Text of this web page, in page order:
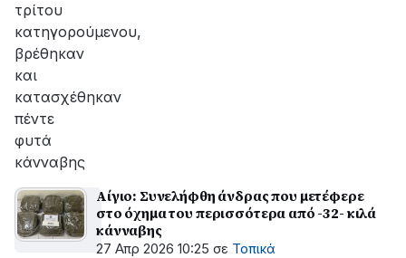
τρίτου
κατηγορούμενου,
βρέθηκαν
και
κατασχέθηκαν
πέντε
φυτά
κάνναβης
Αίγιο: Συνελήφθη άνδρας που μετέφερε
στο όχημα του περισσότερα από -32- κιλά
κάνναβης
27 Απρ 2026 10:25 σε Τοπικά